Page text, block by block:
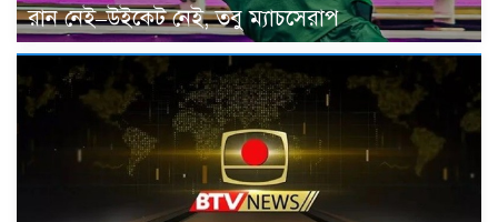
রান নেই–উইকেট নেই, তবু ম্যাচসেরাপ